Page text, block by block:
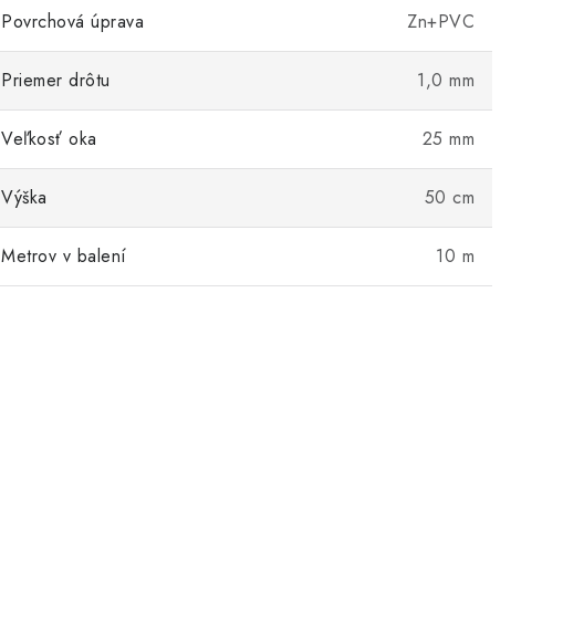
Povrchová úprava Zn+PVC
Priemer drôtu 1,0 mm
Veľkosť oka 25 mm
Výška 50 cm
Metrov v balení 10 m